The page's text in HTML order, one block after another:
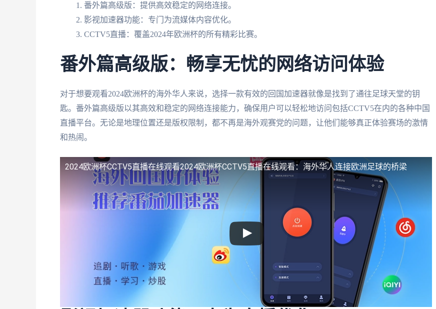
番外篇高级版：提供高效稳定的网络连接。
影视加速器功能：专门为流媒体内容优化。
CCTV5直播：覆盖2024年欧洲杯的所有精彩比赛。
番外篇高级版：畅享无忧的网络访问体验
对于想要观看2024欧洲杯的海外华人来说，选择一款有效的回国加速器就像是找到了通往足球天堂的钥
匙。番外篇高级版以其高效和稳定的网络连接能力，确保用户可以轻松地访问包括CCTV5在内的各种中国
直播平台。无论是地理位置还是版权限制，都不再是海外观赛党的问题，让他们能够真正体验赛场的激情
和热闹。
2024欧洲杯CCTV5直播在线观看2024欧洲杯CCTV5直播在线观看：海外华人连接欧洲足球的桥梁